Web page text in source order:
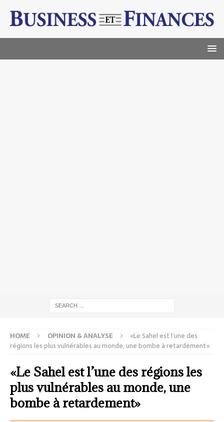
HOME OPINION & ANALYSE
«Le Sahel est l’une des
régions les plus vulnérables au monde, une bombe à retardement»
«Le Sahel est l’une des régions les
plus vulnérables au monde, une
bombe à retardement»